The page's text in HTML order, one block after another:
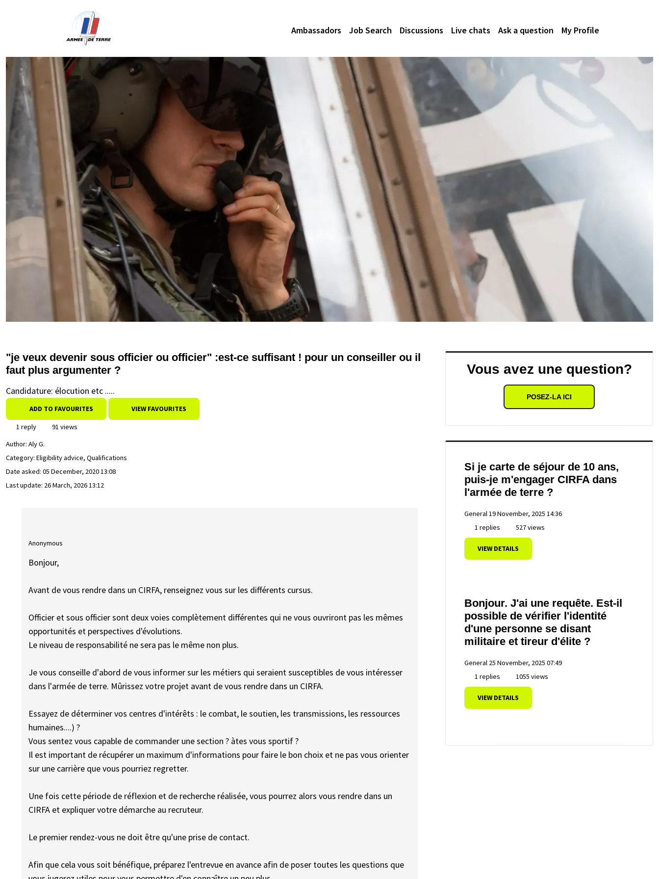
Ambassadors Job Search Discussions Live chats Ask a question My Profile
"je veux devenir sous officier ou officier" :est-ce suffisant ! pour un conseiller ou il
faut plus argumenter ?
Candidature: élocution etc .....
ADD TO FAVOURITES VIEW FAVOURITES
1 reply
91 views
Author: Aly G.
Category: Eligibility advice, Qualifications
Date asked: 05 December, 2020 13:08
Last update: 26 March, 2026 13:12
Anonymous
Bonjour,
Avant de vous rendre dans un CIRFA, renseignez vous sur les différents cursus.
Officier et sous officier sont deux voies complètement différentes qui ne vous ouvriront pas les mêmes
opportunités et perspectives d'évolutions.
Le niveau de responsabilité ne sera pas le même non plus.
Je vous conseille d'abord de vous informer sur les métiers qui seraient susceptibles de vous intéresser
dans l'armée de terre. Mûrissez votre projet avant de vous rendre dans un CIRFA.
Essayez de déterminer vos centres d'intérêts : le combat, le soutien, les transmissions, les ressources
humaines....) ?
Vous sentez vous capable de commander une section ? àtes vous sportif ?
Il est important de récupérer un maximum d'informations pour faire le bon choix et ne pas vous orienter
sur une carrière que vous pourriez regretter.
Une fois cette période de réflexion et de recherche réalisée, vous pourrez alors vous rendre dans un
CIRFA et expliquer votre démarche au recruteur.
Le premier rendez-vous ne doit être qu'une prise de contact.
Afin que cela vous soit bénéfique, préparez l'entrevue en avance afin de poser toutes les questions que
Vous avez une question?
POSEZ-LA ICI
Si je carte de séjour de 10 ans,
puis-je m'engager CIRFA dans
l'armée de terre ?
General19 November, 2025 14:36
1 replies
527 views
VIEW DETAILS
Bonjour. J'ai une requête. Est-il
possible de vérifier l'identité
d'une personne se disant
militaire et tireur d'élite ?
General 25 November, 2025 07:49
1 replies
1055 views
VIEW DETAILS